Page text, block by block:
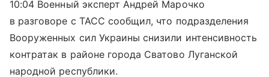
10:04 Военный эксперт Андрей Марочко
в разговоре с ТАСС сообщил, что подразделения
Вооруженных сил Украины снизили интенсивность
контратак в районе города Сватово Луганской
народной республики.